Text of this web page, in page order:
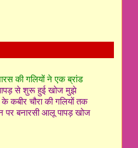
की गलियों ने एक ब्रांड
से शुरू हुई खोज मुझे
कबीर चौरा की गलियों तक
बनारसी आलू पापड़ खोज